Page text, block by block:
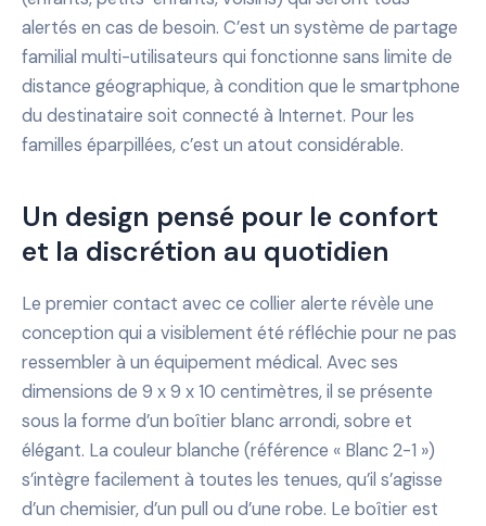
alertés en cas de besoin. C’est un système de partage
familial multi-utilisateurs qui fonctionne sans limite de
distance géographique, à condition que le smartphone
du destinataire soit connecté à Internet. Pour les
familles éparpillées, c’est un atout considérable.
Un design pensé pour le confort
et la discrétion au quotidien
Le premier contact avec ce collier alerte révèle une
conception qui a visiblement été réfléchie pour ne pas
ressembler à un équipement médical. Avec ses
dimensions de 9 x 9 x 10 centimètres, il se présente
sous la forme d’un boîtier blanc arrondi, sobre et
élégant. La couleur blanche (référence « Blanc 2-1 »)
s’intègre facilement à toutes les tenues, qu’il s’agisse
d’un chemisier, d’un pull ou d’une robe. Le boîtier est